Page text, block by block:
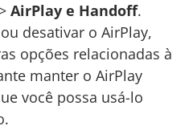
> AirPlay e Handoff.
desativar o AirPlay,
opções relacionadas à
manter o AirPlay
você possa usá-lo